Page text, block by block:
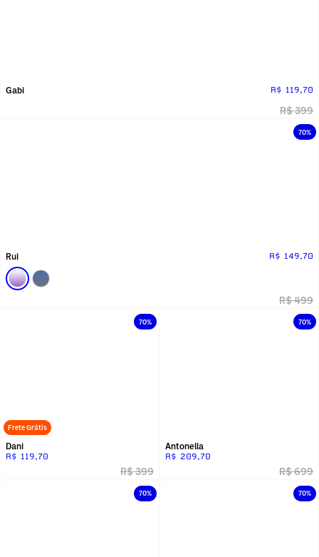
Gabi R$ 119,70
R$ 399
70%
Rui R$ 149,70
R$ 499
70%
Frete Grátis
Dani
R$ 119,70
R$ 399
70%
Antonella
R$ 209,70
R$ 699
70% 70%